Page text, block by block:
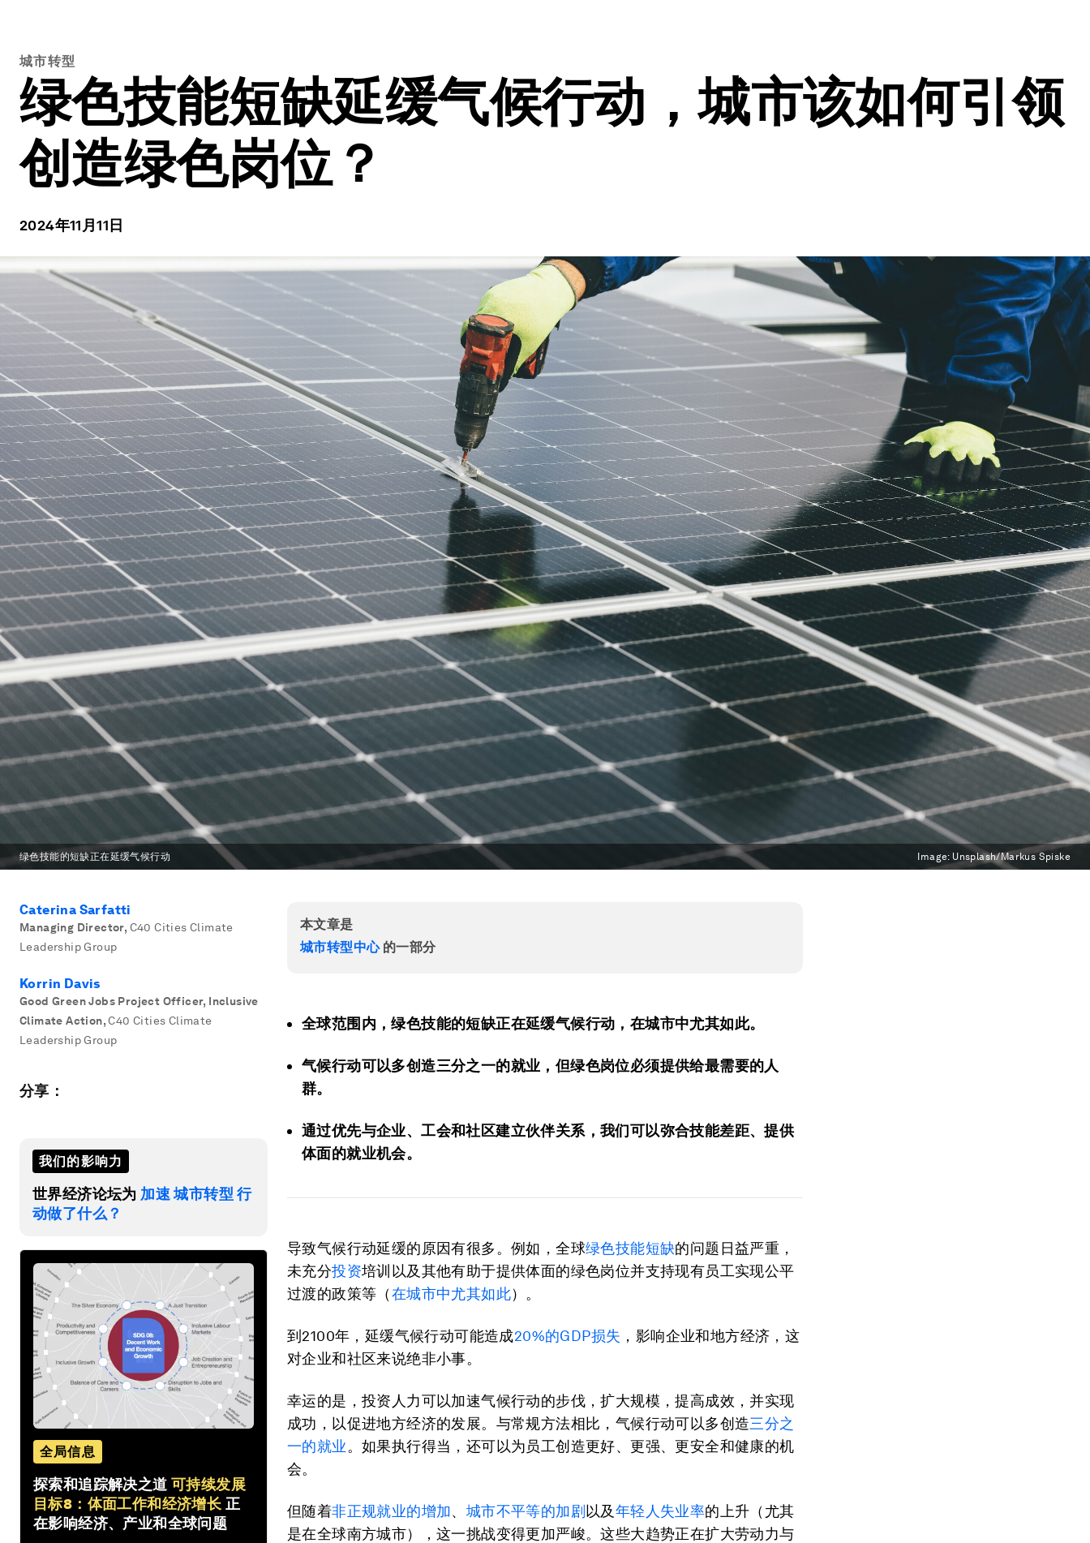
城市转型
绿色技能短缺延缓气候行动，城市该如何引领
创造绿色岗位？
2024年11月11日
绿色技能的短缺正在延缓气候行动 Image: Unsplash/Markus Spiske
Caterina Sarfatti
Managing Director, C40 Cities Climate
Leadership Group
Korrin Davis
Good Green Jobs Project Officer, Inclusive
Climate Action, C40 Cities Climate
Leadership Group
分享：
我们的影响力
世界经济论坛为 加速 城市转型 行
动做了什么？
全局信息
探索和追踪解决之道 可持续发展
目标8：体面工作和经济增长 正
在影响经济、产业和全球问题
本文章是
城市转型中心的一部分
全球范围内，绿色技能的短缺正在延缓气候行动，在城市中尤其如此。
气候行动可以多创造三分之一的就业，但绿色岗位必须提供给最需要的人
群。
通过优先与企业、工会和社区建立伙伴关系，我们可以弥合技能差距、提供
体面的就业机会。
导致气候行动延缓的原因有很多。例如，全球绿色技能短缺的问题日益严重，
未充分投资培训以及其他有助于提供体面的绿色岗位并支持现有员工实现公平
过渡的政策等（在城市中尤其如此）。
到2100年，延缓气候行动可能造成20%的GDP损失 ，影响企业和地方经济，这
对企业和社区来说绝非小事。
幸运的是，投资人力可以加速气候行动的步伐，扩大规模，提高成效，并实现
成功，以促进地方经济的发展。与常规方法相比，气候行动可以多创造三分之
一的就业。如果执行得当，还可以为员工创造更好、更强、更安全和健康的机
会。
但随着非正规就业的增加、 城市不平等的加剧 以及年轻人失业率的上升（尤其
是在全球南方城市），这一挑战变得更加严峻。这些大趋势正在扩大劳动力与